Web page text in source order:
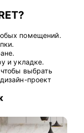
помещений.
и укладке.
выбрать
проект